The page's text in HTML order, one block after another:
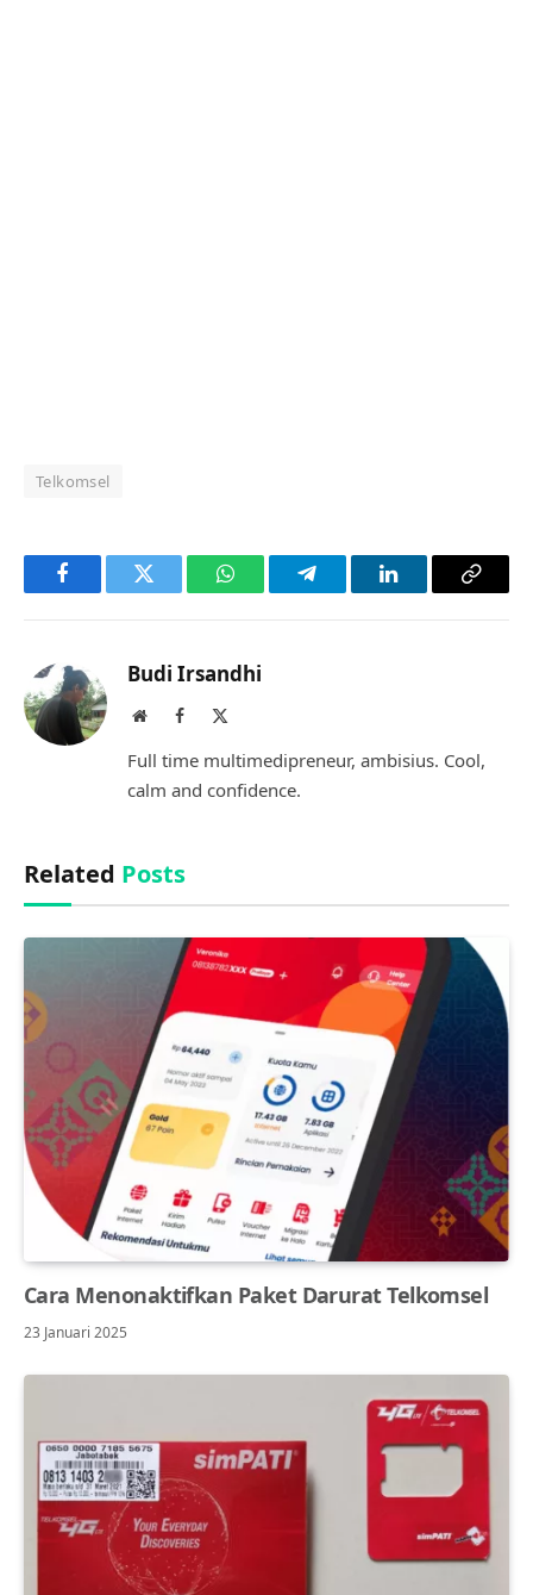
Telkomsel
FacebookTwitter WhatsAppTelegramLinkedInCopy
Budi Irsandhi
WebsiteFacebook
Full time multimedipreneur, ambisius. Cool,
calm and confidence.
Related Posts
Cara Menonaktifkan Paket Darurat Telkomsel
23 Januari 2025